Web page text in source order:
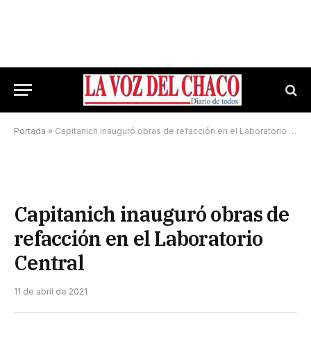
Portada » Capitanich inauguró obras de refacción en el Laboratorio Central
Capitanich inauguró obras de
refacción en el Laboratorio
Central
11 de abril de 2021